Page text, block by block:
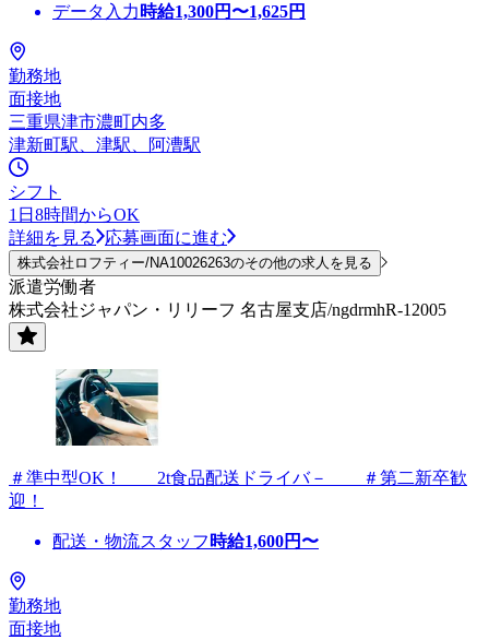
データ入力 時給1,300円〜1,625円
勤務地
面接地
三重県津市濃町内多
津新町駅、津駅、阿漕駅
シフト
1日8時間からOK
詳細を見る
応募画面に進む
株式会社ロフティー/NA10026263のその他の求人を見る
派遣労働者
株式会社ジャパン・リリーフ 名古屋支店/ngdrmhR-12005
＃準中型OK！ 2t食品配送ドライバ－ ＃第二新卒歓
迎！
配送・物流スタッフ 時給1,600円〜
勤務地
面接地